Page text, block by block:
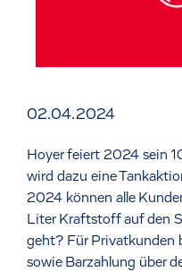
02.04.2024
Hoyer feiert 2024 sein
wird dazu eine
2024 können alle
Liter Kraftstoff auf den
geht? Für Privatkunden
sowie Barzahlung über